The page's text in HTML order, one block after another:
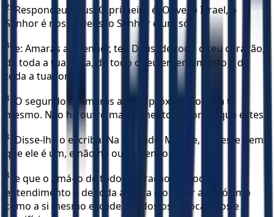
29 Respondeu Jesus: O primeiro é: Ouve, ó Israel, o
Senhor é nosso Deus, o Senhor é um só!
30 e: Amarás ao Senhor, teu Deus, de todo o teu coração,
de toda a tua alma, de todo o teu entendimento e de
toda a tua força.
31
O segundo é: Amarás ao teu próximo como a ti
mesmo. Não há outro mandamento maior do que estes.
32 Disse-lhe o escriba: Na verdade, Mestre, disseste bem
que ele é um, e não há outro senão ele;
33 e que o amá-lo de todo o coração, de todo o
entendimento e de toda a força e o amar ao próximo
como a si mesmo excede a todos os holocaustos e